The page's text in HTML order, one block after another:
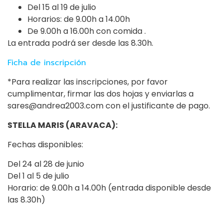
Del 15 al 19 de julio
Horarios: de 9.00h a 14.00h
De 9.00h a 16.00h con comida .
La entrada podrá ser desde las 8.30h.
Ficha de inscripción
*Para realizar las inscripciones, por favor
cumplimentar, firmar las dos hojas y enviarlas a
sares@andrea2003.com con el justificante de pago.
STELLA MARIS (ARAVACA):
Fechas disponibles:
Del 24 al 28 de junio
Del 1 al 5 de julio
Horario: de 9.00h a 14.00h (entrada disponible desde
las 8.30h)